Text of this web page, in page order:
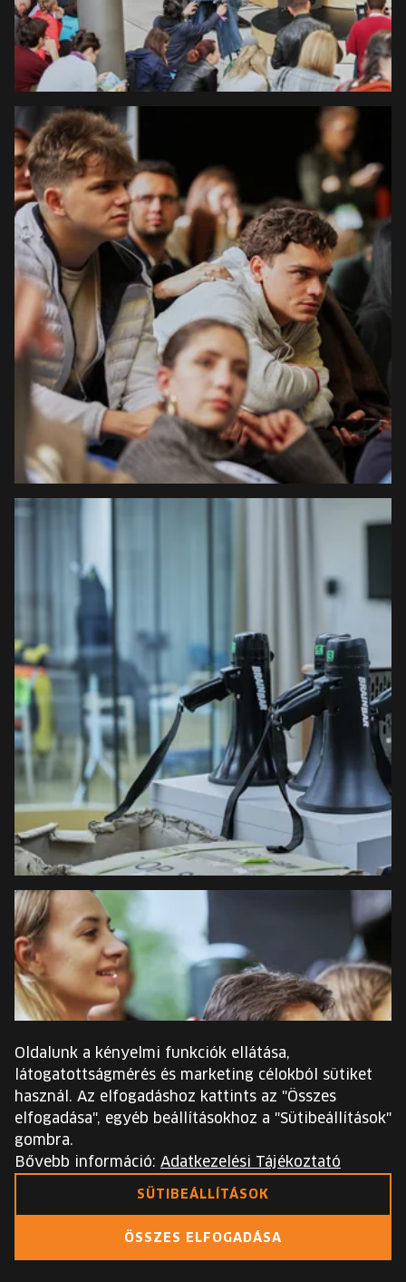
Oldalunk a kényelmi funkciók ellátása,
látogatottságmérés és marketing célokból sütiket
használ. Az elfogadáshoz kattints az "Összes
elfogadása", egyéb beállításokhoz a "Sütibeállítások"
gombra.
Bővebb információ: Adatkezelési Tájékoztató
SÜTIBEÁLLÍTÁSOK
ÖSSZES ELFOGADÁSA